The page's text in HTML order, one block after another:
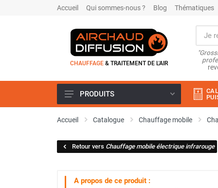
Accueil Qui sommes-nous ? Blog Thématiques
CHAUFFAGE & TRAITEMENT DE L'AIR
Climatiseur
Climatiseur mobile résidentiel et
Rafraîchisseur d'air
PRODUITS
Accueil Catalogue Chauffage mobile
Retour vers Chauffage mobile électrique infrarouge
A propos de ce produit :